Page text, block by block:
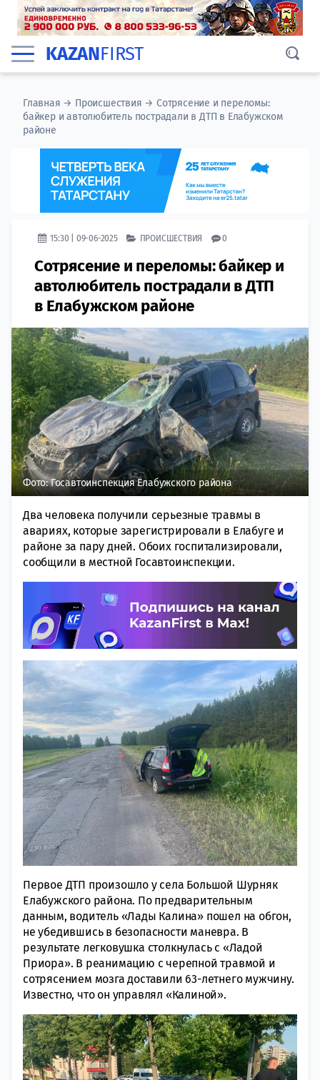
KAZANFIRST
Главная → Происшествия →Сотрясение и переломы:
байкер и автолюбитель пострадали в ДТП в Елабужском
районе
15:30 | 09-06-2025 ПРОИСШЕСТВИЯ 0
Сотрясение и переломы: байкер и
автолюбитель пострадали в ДТП
в Елабужском районе
Фото: Госавтоинспекция Елабужского района
Два человека получили серьезные травмы в
авариях, которые зарегистрировали в Елабуге и
районе за пару дней. Обоих госпитализировали,
сообщили в местной Госавтоинспекции.
Первое ДТП произошло у села Большой Шурняк
Елабужского района. По предварительным
данным, водитель «Лады Калина» пошел на обгон,
не убедившись в безопасности маневра. В
результате легковушка столкнулась с «Ладой
Приора». В реанимацию с черепной травмой и
сотрясением мозга доставили 63-летнего мужчину.
Известно, что он управлял «Калиной».